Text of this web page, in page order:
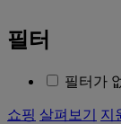
필터
필터가
쇼핑 살펴보기
지